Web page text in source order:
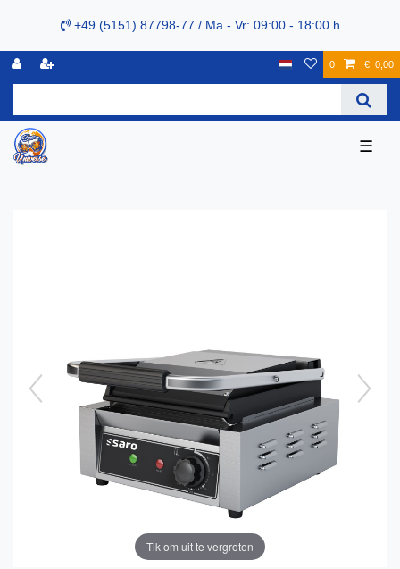
+49 (5151) 87798-77 / Ma - Vr: 09:00 - 18:00 h
0 € 0,00
☰
Tik om uit te vergroten